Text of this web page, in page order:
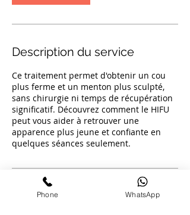
Description du service
Ce traitement permet d'obtenir un cou
plus ferme et un menton plus sculpté,
sans chirurgie ni temps de récupération
significatif. Découvrez comment le HIFU
peut vous aider à retrouver une
apparence plus jeune et confiante en
quelques séances seulement.
Coordonnées
Phone WhatsApp